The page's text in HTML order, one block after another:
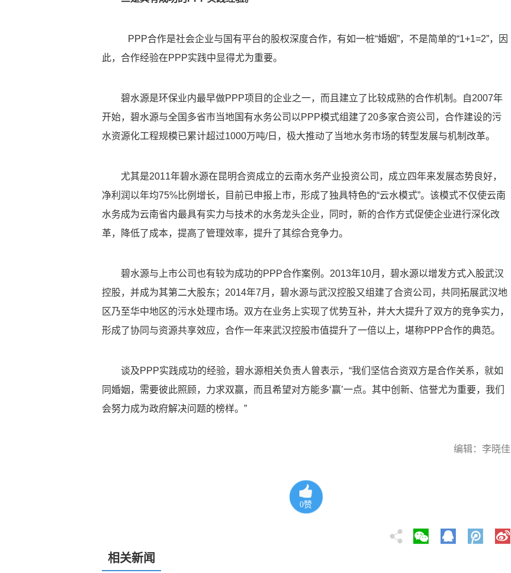
PPP合作是社会企业与国有平台的股权深度合作，有如一桩“婚姻”，不是简单的“1+1=2”，因
此，合作经验在PPP实践中显得尤为重要。
碧水源是环保业内最早做PPP项目的企业之一，而且建立了比较成熟的合作机制。自2007年
开始，碧水源与全国多省市当地国有水务公司以PPP模式组建了20多家合资公司，合作建设的污
水资源化工程规模已累计超过1000万吨/日，极大推动了当地水务市场的转型发展与机制改革。
尤其是2011年碧水源在昆明合资成立的云南水务产业投资公司，成立四年来发展态势良好，
净利润以年均75%比例增长，目前已申报上市，形成了独具特色的“云水模式”。该模式不仅使云南
水务成为云南省内最具有实力与技术的水务龙头企业，同时，新的合作方式促使企业进行深化改
革，降低了成本，提高了管理效率，提升了其综合竞争力。
碧水源与上市公司也有较为成功的PPP合作案例。2013年10月，碧水源以增发方式入股武汉
控股，并成为其第二大股东；2014年7月，碧水源与武汉控股又组建了合资公司，共同拓展武汉地
区乃至华中地区的污水处理市场。双方在业务上实现了优势互补，并大大提升了双方的竞争实力，
形成了协同与资源共享效应，合作一年来武汉控股市值提升了一倍以上，堪称PPP合作的典范。
谈及PPP实践成功的经验，碧水源相关负责人曾表示，“我们坚信合资双方是合作关系，就如
同婚姻，需要彼此照顾，力求双赢，而且希望对方能多‘赢’一点。其中创新、信誉尤为重要，我们
会努力成为政府解决问题的榜样。”
编辑：李晓佳
0赞
相关新闻